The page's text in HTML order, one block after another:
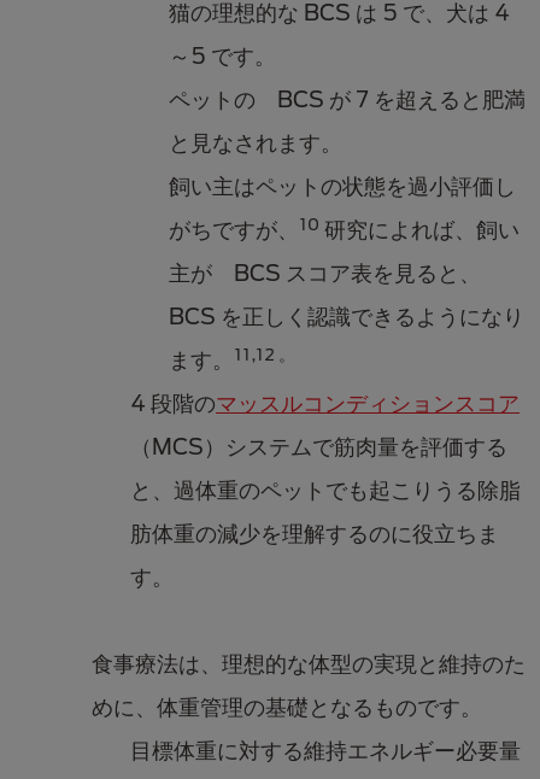
猫の理想的な BCS は 5 で、犬は 4
～5 です。
ペットの BCS が 7 を超えると肥満
と見なされます。
飼い主はペットの状態を過小評価し
がちですが、
10 研究によれば、飼い
主が BCS スコア表を見ると、
BCS を正しく認識できるようになり
ます。
11,12 。
4 段階のマッスルコンディションスコア
（MCS）システムで筋肉量を評価する
と、過体重のペットでも起こりうる除脂
肪体重の減少を理解するのに役立ちま
す。
食事療法は、理想的な体型の実現と維持のた
めに、体重管理の基礎となるものです。
目標体重に対する維持エネルギー必要量